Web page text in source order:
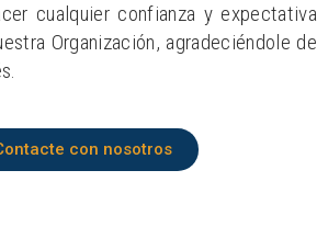
cualquier confianza y expectativa
Organización, agradeciéndole de
con nosotros